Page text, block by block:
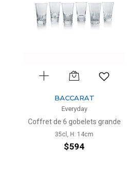
BACCARAT
Everyday
Coffret de 6 gobelets grande
35cl, H: 14cm
$594